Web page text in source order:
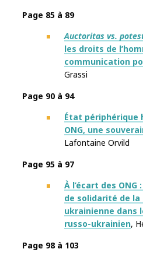
Page 85 à 89
Auctoritas vs.
les droits de
communication
Grassi
Page 90 à 94
État périphérique
ONG, une
Lafontaine Orvild
Page 95 à 97
À l’écart des ONG
de solidarité de la
ukrainienne dans
russo-ukrainien,
Page 98 à 103